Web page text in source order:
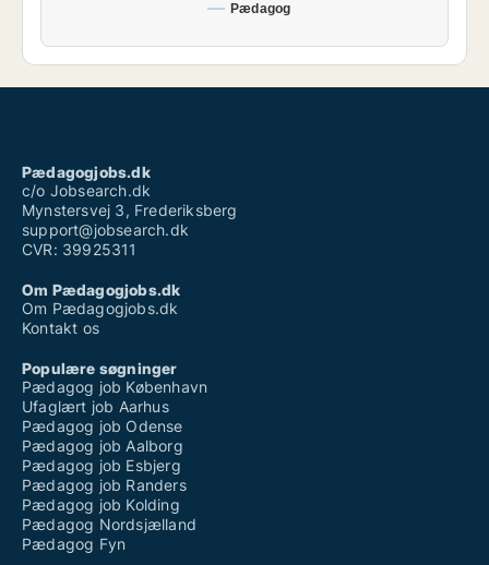
Pædagog
Pædagogjobs.dk
c/o Jobsearch.dk
Mynstersvej 3, Frederiksberg
support@jobsearch.dk
CVR: 39925311
Om Pædagogjobs.dk
Om Pædagogjobs.dk
Kontakt os
Populære søgninger
Pædagog job København
Ufaglært job Aarhus
Pædagog job Odense
Pædagog job Aalborg
Pædagog job Esbjerg
Pædagog job Randers
Pædagog job Kolding
Pædagog Nordsjælland
Pædagog Fyn